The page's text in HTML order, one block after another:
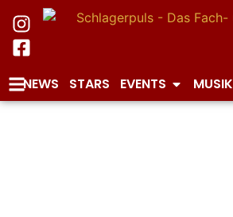
NEWS STARS EVENTS MUSIK